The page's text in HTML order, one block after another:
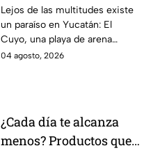
escondido en la Costa
Esmeralda de Yucatán
y es ideal para las
vacaciones de verano
Lejos de las multitudes existe
un paraíso en Yucatán: El
Cuyo, una playa de arena
blanca en la Costa Esmeralda
04 agosto, 2026
¿Cada día te alcanza
menos? Productos que